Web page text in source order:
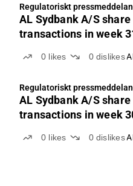
Regulatoriskt
AL Sydbank A/S
transactions in week
0 likes 0 dislikes
Regulatoriskt
AL Sydbank A/S
transactions in week
0 likes 0 dislikes